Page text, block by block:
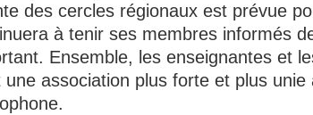
des cercles régionaux est prévue
à tenir ses membres informés
Ensemble, les enseignantes et
association plus forte et plus unie